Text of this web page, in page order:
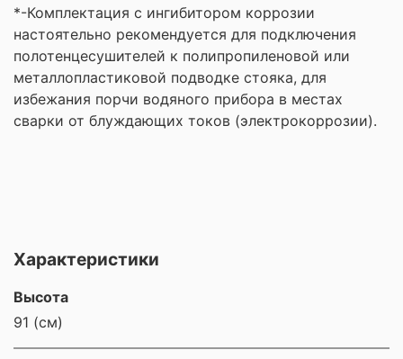
*-Комплектация с ингибитором коррозии
настоятельно рекомендуется для подключения
полотенцесушителей к полипропиленовой или
металлопластиковой подводке стояка, для
избежания порчи водяного прибора в местах
сварки от блуждающих токов (электрокоррозии).
Характеристики
Высота
91 (см)